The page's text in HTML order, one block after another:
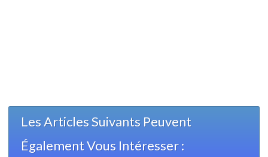
Les Articles Suivants Peuvent
Également Vous Intéresser :